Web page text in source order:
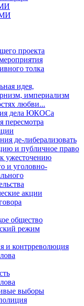
проекта
толка
идея,
империализм
любви...
дела ЮКОСа
пересмотра
де-либерализовать
и публичное право
ужесточению
и уголовно-
акции
общество
режим
и контрреволюция
выборы